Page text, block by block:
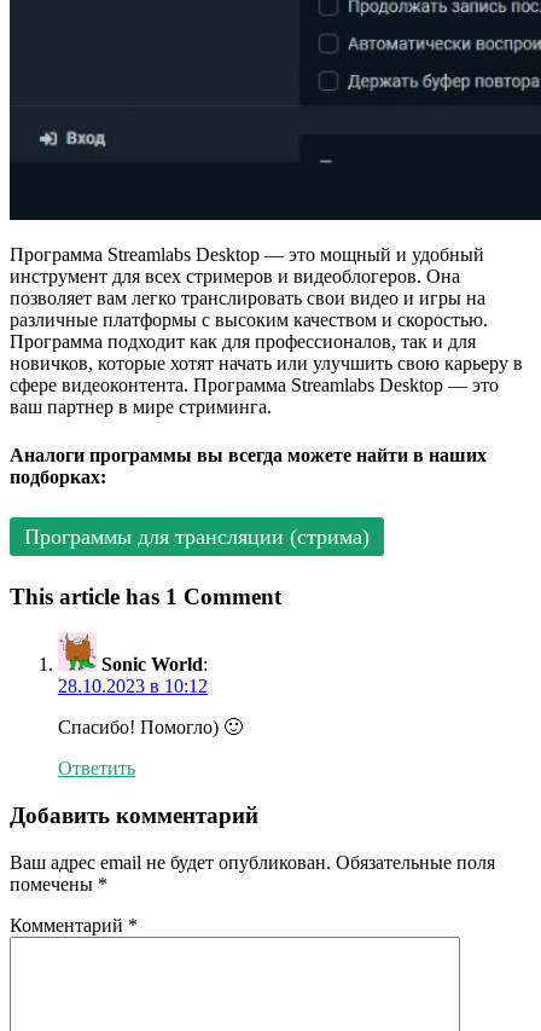
Программа Streamlabs Desktop — это мощный и удобный
инструмент для всех стримеров и видеоблогеров. Она
позволяет вам легко транслировать свои видео и игры на
различные платформы с высоким качеством и скоростью.
Программа подходит как для профессионалов, так и для
новичков, которые хотят начать или улучшить свою карьеру в
сфере видеоконтента. Программа Streamlabs Desktop — это
ваш партнер в мире стриминга.
Аналоги программы вы всегда можете найти в наших
подборках:
Программы для трансляции (стрима)
This article has 1 Comment
Sonic World:
28.10.2023 в 10:12
Спасибо! Помогло) 🙂
Ответить
Добавить комментарий
Ваш адрес email не будет опубликован. Обязательные поля
помечены *
Комментарий *